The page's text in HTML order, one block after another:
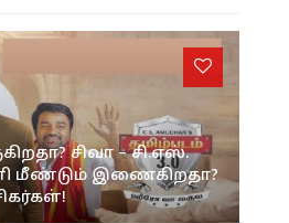
சிவா – சி.எஸ்.
மீண்டும் இணைகிறதா?